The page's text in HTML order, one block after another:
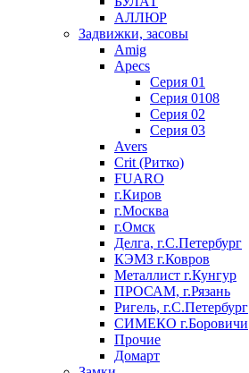
АЛЛЮР
Задвижки, засовы
Amig
Apecs
Серия 01
Серия 0108
Серия 02
Серия 03
Avers
Crit (Ритко)
FUARO
г.Киров
г.Москва
г.Омск
Делга, г.С.Петербург
КЭМЗ г.Ковров
Металлист г.Кунгур
ПРОСАМ, г.Рязань
Ригель, г.С.Петербург
СИМЕКО г.Боровичи
Прочие
Домарт